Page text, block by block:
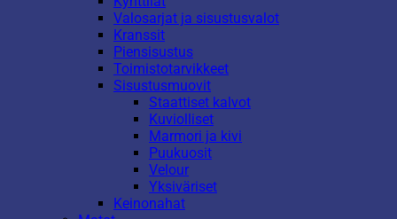
Valosarjat ja sisustusvalot
Kranssit
Piensisustus
Toimistotarvikkeet
Sisustusmuovit
Staattiset kalvot
Kuviolliset
Marmori ja kivi
Puukuosit
Velour
Yksiväriset
Keinonahat